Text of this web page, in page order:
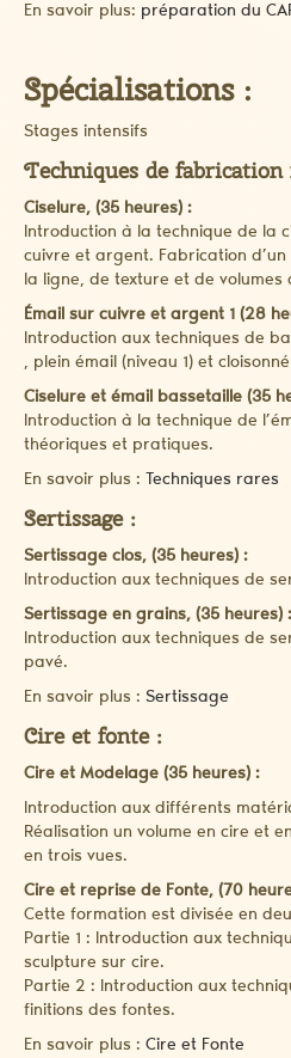
En savoir plus: préparation du
Spécialisations :
Stages intensifs
Techniques de fabrication
Ciselure, (35 heures) :
Introduction à la technique de la
cuivre et argent. Fabrication
la ligne, de texture et de volumes
Émail sur cuivre et argent 1 (28
Introduction aux techniques de
, plein émail (niveau 1) et
Ciselure et émail bassetaille (35
Introduction à la technique de
théoriques et pratiques.
En savoir plus : Techniques rares
Sertissage :
Sertissage clos, (35 heures) :
Introduction aux techniques de
Sertissage en grains, (35 heures) :
Introduction aux techniques de
pavé.
En savoir plus : Sertissage
Cire et fonte :
Cire et Modelage (35 heures) :
Introduction aux différents
Réalisation un volume en cire et
en trois vues.
Cire et reprise de Fonte, (70
Cette formation est divisée en
Partie 1 : Introduction aux
sculpture sur cire.
Partie 2 : Introduction aux
finitions des fontes.
En savoir plus : Cire et Fonte